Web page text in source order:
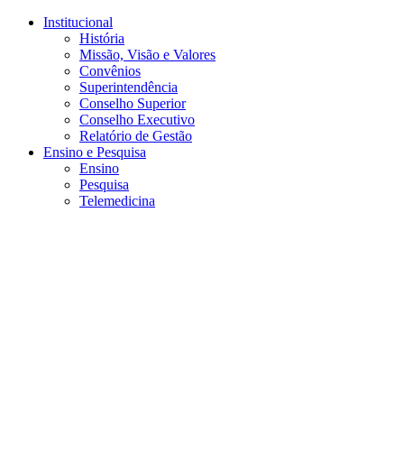
Conteúdo principal
Institucional
História
Missão, Visão e Valores
Convênios
Superintendência
Conselho Superior
Conselho Executivo
Relatório de Gestão
Ensino e Pesquisa
Ensino
Pesquisa
Telemedicina